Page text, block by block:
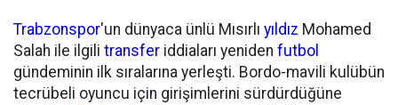
Trabzonspor'un dünyaca ünlü Mısırlı yıldız Mohamed
Salah ile ilgili transfer iddiaları yeniden futbol
gündeminin ilk sıralarına yerleşti. Bordo-mavili kulübün
tecrübeli oyuncu için girişimlerini sürdürdüğüne